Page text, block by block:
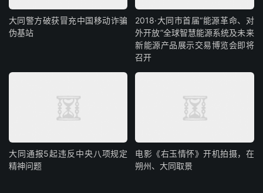
大同警方破获冒充中国移动诈骗
伪基站
2018·大同市首届“能源革命、对
外开放”全球智慧能源系统及未来
新能源产品展示交易博览会即将
召开
大同通报5起违反中央八项规定
精神问题
电影《右玉情怀》开机拍摄，在
朔州、大同取景